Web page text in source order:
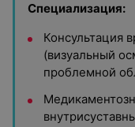
Специализация:
Консультация
(визуальный
проблемной